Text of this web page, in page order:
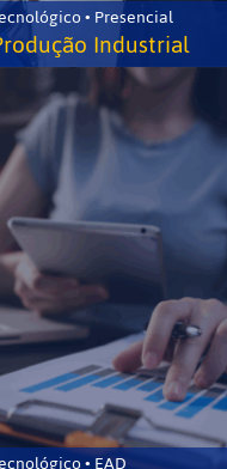
• Presencial
Industrial